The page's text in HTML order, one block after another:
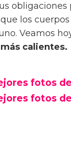
los
Veamos
calientes.
fotos
fotos